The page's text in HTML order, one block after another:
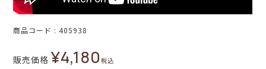
商品コード 405938
販売価格 ¥4,180税込